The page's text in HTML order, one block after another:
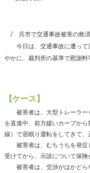
呉市で交通事故被害の救
今日は、交通事故に遭って
やかに、裁判所の基準で慰謝
【ケース】
被害者は、大型トレーラー
を直進中、前方緩いカーブか
線）で居眠り運転をしてきて、
被害者は、むちうちを発症
受けてから、示談について保険
被害者は、交渉がはかどら